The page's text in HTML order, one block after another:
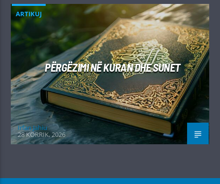
ARTIKUJ
PËRGËZIMI NË KURAN DHE SUNET
Irfan Jahiu
28 KORRIK, 2026